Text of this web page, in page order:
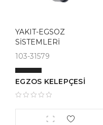
YAKIT-EGSOZ
SİSTEMLERİ
103-31579
EGZOS KELEPÇESİ